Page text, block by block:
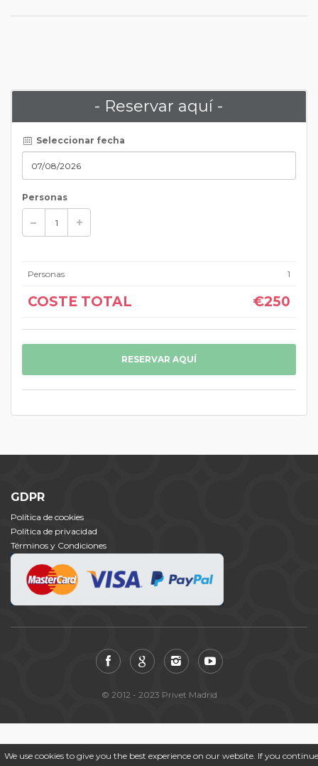
We use cookies to give you the best experience on our website. If you
- Reservar aquí -
Seleccionar fecha
Personas
Personas 1
COSTE TOTAL €250
RESERVAR AQUÍ
GDPR
Política de cookies
Política de privacidad
Términos y Condiciones
© 2012 - 2023 Privet Madrid